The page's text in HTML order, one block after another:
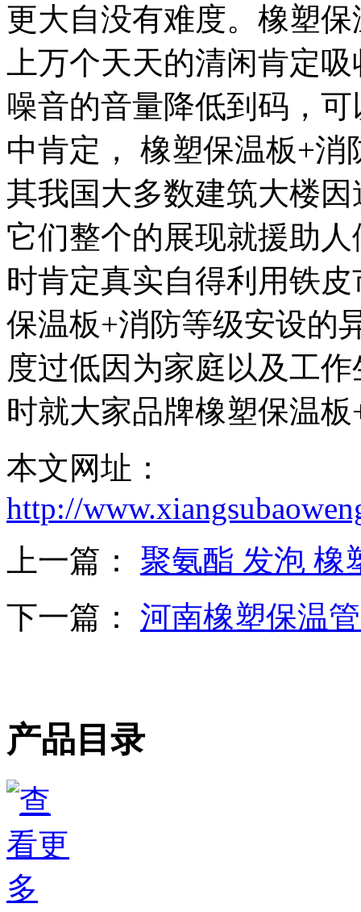
更大自没有难度。橡塑
上万个天天的清闲肯定
噪音的音量降低到码，
中肯定， 橡塑保温板+
其我国大多数建筑大楼
它们整个的展现就援助
时肯定真实自得利用铁
保温板+消防等级安设的
度过低因为家庭以及工
时就大家品牌橡塑保温
本文网址：
http://
上一篇： 聚氨酯 发泡 橡
下一篇： 河南橡塑保温
产品目录